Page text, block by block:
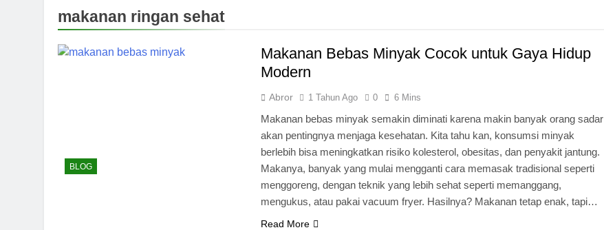
makanan ringan sehat
BLOG
Makanan Bebas Minyak Cocok untuk Gaya Hidup
Modern
Abror 1 Tahun Ago 0 6 Mins
Makanan bebas minyak semakin diminati karena makin banyak orang sadar
akan pentingnya menjaga kesehatan. Kita tahu kan, konsumsi minyak
berlebih bisa meningkatkan risiko kolesterol, obesitas, dan penyakit jantung.
Makanya, banyak yang mulai mengganti cara memasak tradisional seperti
menggoreng, dengan teknik yang lebih sehat seperti memanggang,
mengukus, atau pakai vacuum fryer. Hasilnya? Makanan tetap enak, tapi…
Read More